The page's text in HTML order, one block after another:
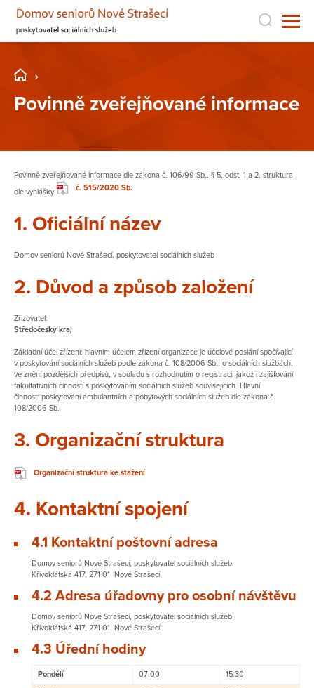
Povinně zveřejňované informace
Povinně zveřejňované informace dle zákona č. 106/99 Sb., § 5, odst. 1 a 2, struktura
dle vyhlášky
č. 515/2020 Sb.
1. Oficiální název
Domov seniorů Nové Strašecí, poskytovatel sociálních služeb
2. Důvod a způsob založení
Zřizovatel:
Středočeský kraj
Základní účel zřízení: hlavním účelem zřízení organizace je účelové poslání spočívající
v poskytování sociálních služeb podle zákona č. 108/2006 Sb., o sociálních službách,
ve znění pozdějších předpisů, v souladu s rozhodnutím o registraci, jakož i zajišťování
fakultativních činností s poskytováním sociálních služeb souvisejících. Hlavní
činnost: poskytování ambulantních a pobytových sociálních služeb dle zákona č.
108/2006 Sb.
3. Organizační struktura
Organizační struktura ke stažení
4. Kontaktní spojení
​4.1 Kontaktní poštovní adresa
Domov seniorů Nové Strašecí, poskytovatel sociálních služeb
Křivoklátská 417, 271 01 Nové Strašecí
4.2 Adresa úřadovny pro osobní návštěvu
Domov seniorů Nové Strašecí, poskytovatel sociálních služeb
Křivoklátská 417, 271 01 Nové Strašecí
4.3 Úřední hodiny
Pondělí 07:00 15:30